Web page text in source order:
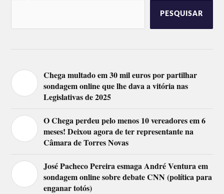
PESQUISAR
Chega multado em 30 mil euros por partilhar
sondagem online que lhe dava a vitória nas
Legislativas de 2025
O Chega perdeu pelo menos 10 vereadores em 6
meses! Deixou agora de ter representante na
Câmara de Torres Novas
José Pacheco Pereira esmaga André Ventura em
sondagem online sobre debate CNN (política para
enganar totós)